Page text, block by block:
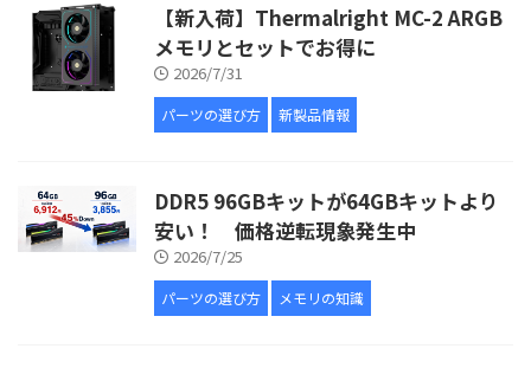
【新入荷】Thermalright MC-2 ARGB
メモリとセットでお得に
2026/7/31
パーツの選び方 新製品情報
DDR5 96GBキットが64GBキットより
安い！ 価格逆転現象発生中
2026/7/25
パーツの選び方 メモリの知識